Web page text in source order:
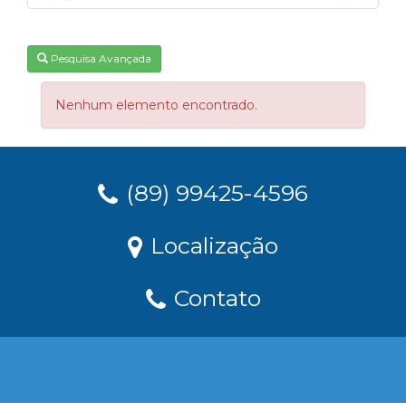
Pesquisa Avançada
Nenhum elemento encontrado.
(89) 99425-4596
Localização
Contato